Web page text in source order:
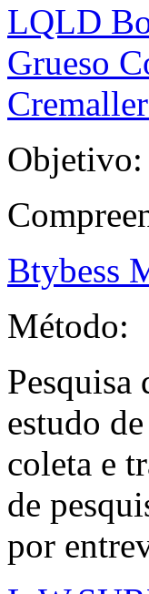
LQLD
Grueso
Objetivo:
Btybess
Método:
estudo
coleta e
de
por